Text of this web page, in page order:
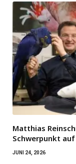
Matthias
Schwerpunkt
JUNI 24, 2026